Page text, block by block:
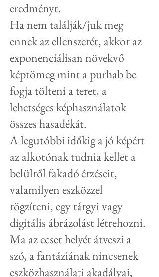
eredményt.
Ha nem találják/juk meg
ennek az ellenszerét, akkor az
exponenciálisan növekvő
képtömeg mint a purhab be
fogja tölteni a teret, a
lehetséges képhasználatok
összes hasadékát.
A legutóbbi időkig a jó képért
az alkotónak tudnia kellet a
belülről fakadó érzéseit,
valamilyen eszközzel
rögzíteni, egy tárgyi vagy
digitális ábrázolást létrehozni.
Ma az ecset helyét átveszi a
szó, a fantáziának nincsenek
eszközhasználati akadályai,